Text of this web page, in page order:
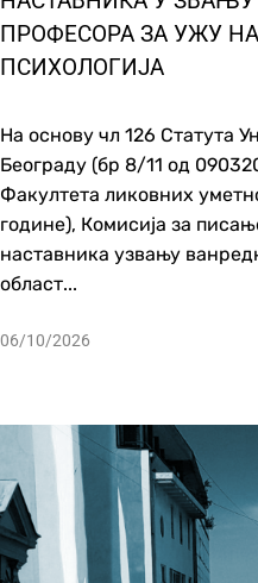
ПРОФЕСОРА ЗА УЖУ
ПСИХОЛОГИЈА
На основу чл 126 Статута
Београду (бр 8/11 од
Факултета ликовних
године), Комисија за
наставника узвању
област...
06/10/2026